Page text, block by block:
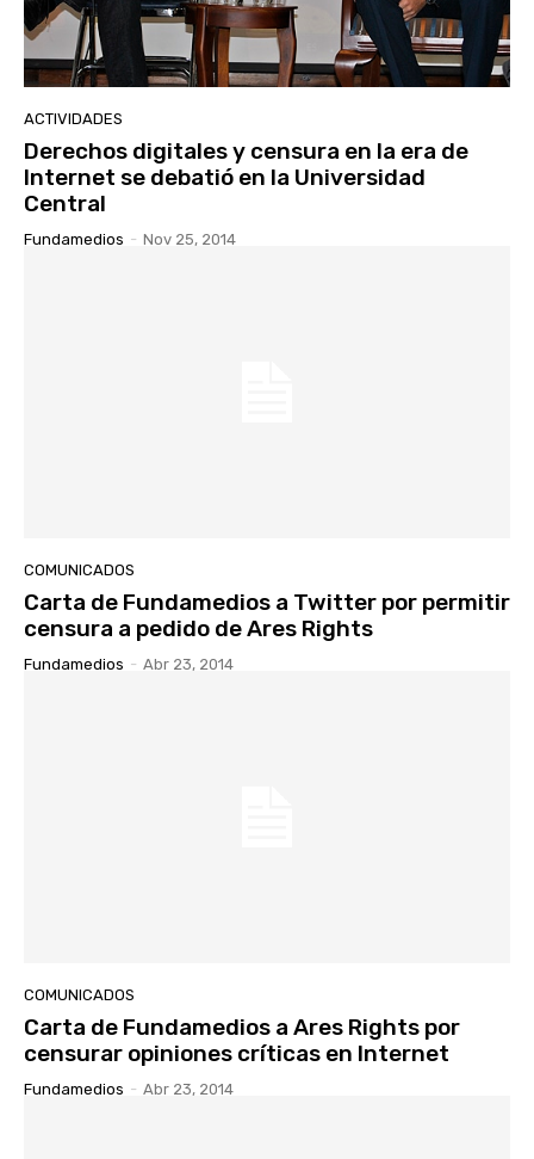
ACTIVIDADES
Derechos digitales y censura en la era de
Internet se debatió en la Universidad
Central
Fundamedios - Nov 25, 2014
COMUNICADOS
Carta de Fundamedios a Twitter por permitir
censura a pedido de Ares Rights
Fundamedios - Abr 23, 2014
COMUNICADOS
Carta de Fundamedios a Ares Rights por
censurar opiniones críticas en Internet
Fundamedios - Abr 23, 2014